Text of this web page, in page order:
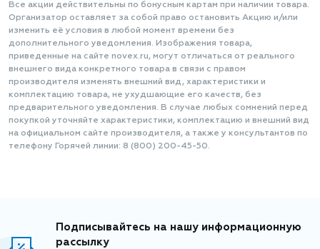
Все акции действительны по бонусным картам при наличии товара.
Организатор оставляет за собой право остановить Акцию и/или
изменить её условия в любой момент времени без
дополнительного уведомления. Изображения товара,
приведенные на сайте novex.ru, могут отличаться от реального
внешнего вида конкретного товара в связи с правом
производителя изменять внешний вид, характеристики и
комплектацию товара, не ухудшающие его качеств, без
предварительного уведомления. В случае любых сомнений перед
покупкой уточняйте характеристики, комплектацию и внешний вид
на официальном сайте производителя, а также у консультантов по
телефону Горячей линии: 8 (800) 200-45-50.
Подписывайтесь на нашу информационную
рассылку